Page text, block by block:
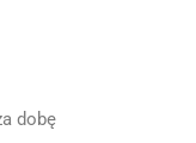
dobę